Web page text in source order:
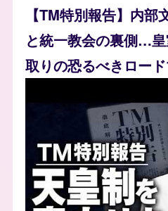
【TM特別報告】内
と統一教会の裏側…
取りの恐るべきロー